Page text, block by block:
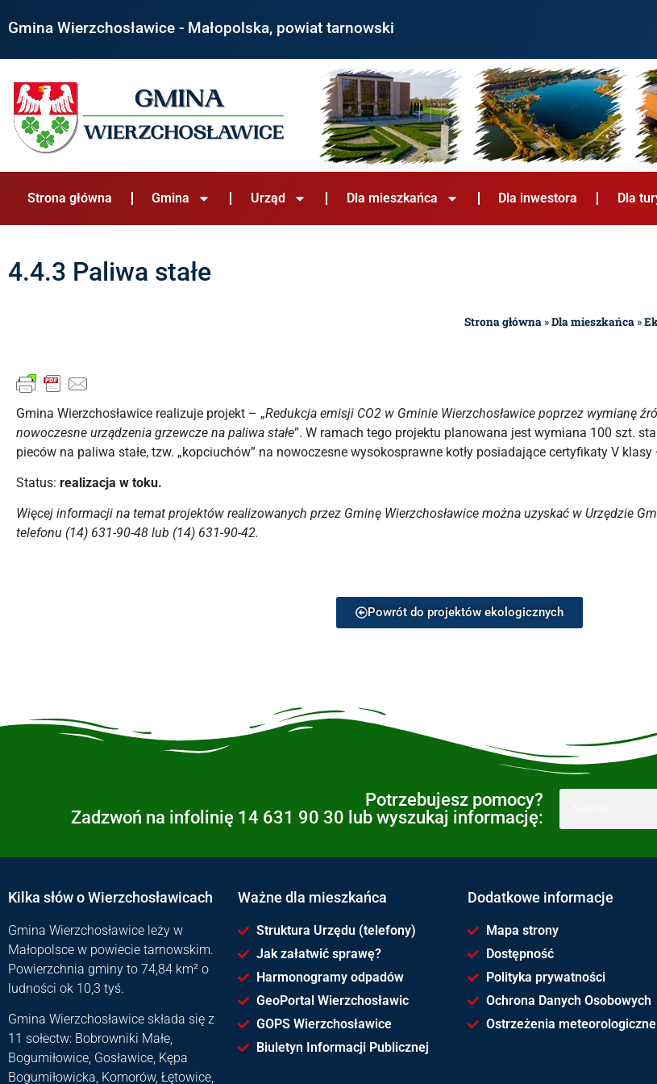
Gmina Wierzchosławice - Małopolska, powiat tarnowski
Strona główna Gmina Urząd Dla mieszkańca Dla inwestora Dla
4.4.3 Paliwa stałe
Strona główna »Dla mieszkańca »
Gmina Wierzchosławice realizuje projekt – „Redukcja emisji CO2 w Gminie Wierzchosławice poprzez wymianę
nowoczesne urządzenia grzewcze na paliwa stałe”. W ramach tego projektu planowana jest wymiana 100 szt.
pieców na paliwa stałe, tzw. „kopciuchów” na nowoczesne wysokosprawne kotły posiadające certyfikaty V klasy
Status: realizacja w toku.
Więcej informacji na temat projektów realizowanych przez Gminę Wierzchosławice można uzyskać w Urzędzie
telefonu (14) 631-90-48 lub (14) 631-90-42.
Powrót do projektów ekologicznych
Potrzebujesz pomocy?
Zadzwoń na infolinię 14 631 90 30 lub wyszukaj informację:
Kilka słów o Wierzchosławicach
Gmina Wierzchosławice leży w
Małopolsce w powiecie tarnowskim.
Powierzchnia gminy to 74,84 km² o
ludności ok 10,3 tyś.
Gmina Wierzchosławice składa się z
11 sołectw: Bobrowniki Małe,
Bogumiłowice, Gosławice, Kępa
Bogumiłowicka, Komorów, Łętowice,
Ważne dla mieszkańca
Struktura Urzędu (telefony)
Jak załatwić sprawę?
Harmonogramy odpadów
GeoPortal Wierzchosławic
GOPS Wierzchosławice
Biuletyn Informacji Publicznej
Dodatkowe informacje
Mapa strony
Dostępność
Polityka prywatności
Ochrona Danych Osobowych
Ostrzeżenia meteorologiczne